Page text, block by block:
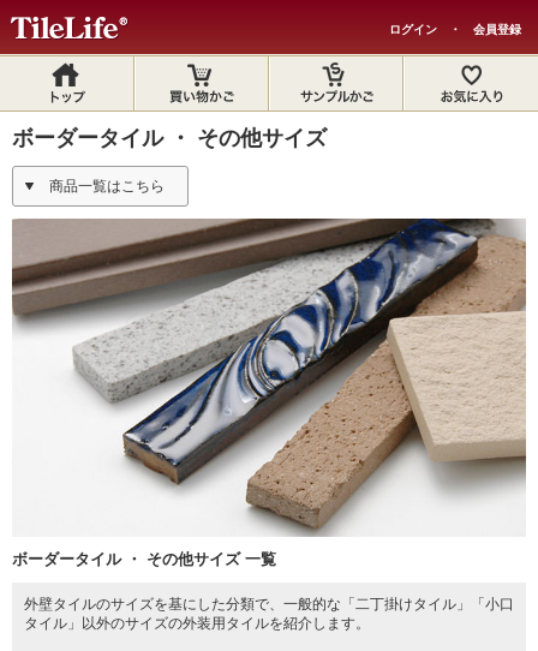
ログイン ・ 会員登録
ボーダータイル ・ その他サイズ
商品一覧はこちら
ボーダータイル ・ その他サイズ 一覧
外壁タイルのサイズを基にした分類で、一般的な「二丁掛けタイル」「小口
タイル」以外のサイズの外装用タイルを紹介します。